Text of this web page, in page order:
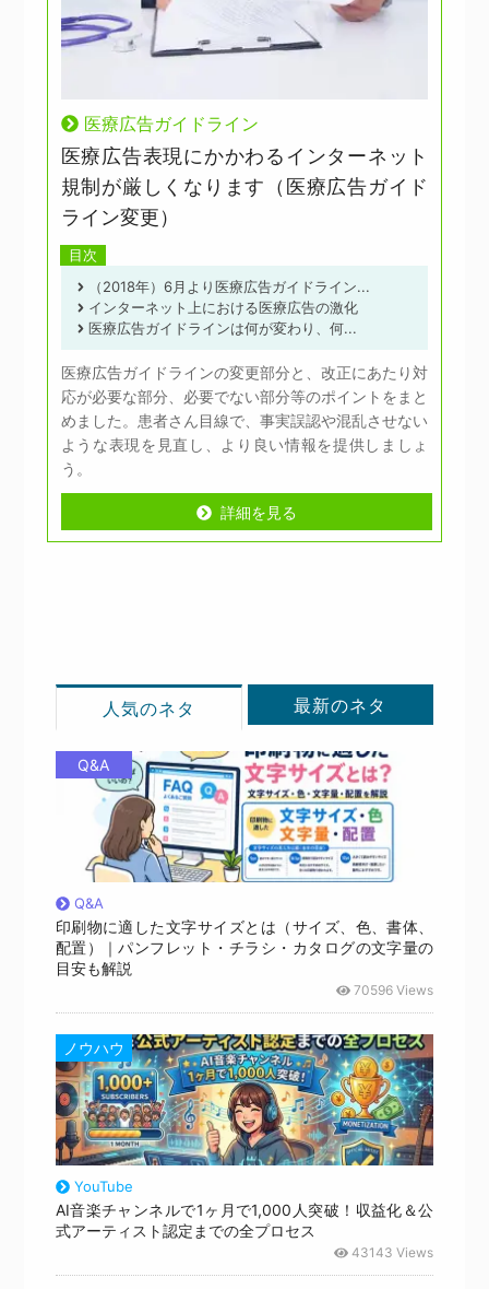
医療広告ガイドライン
医療広告表現にかかわるインターネット
規制が厳しくなります（医療広告ガイド
ライン変更）
目次
（2018年）6月より医療広告ガイドライン...
インターネット上における医療広告の激化
医療広告ガイドラインは何が変わり、何...
医療広告ガイドラインの変更部分と、改正にあたり対
応が必要な部分、必要でない部分等のポイントをまと
めました。患者さん目線で、事実誤認や混乱させない
ような表現を見直し、より良い情報を提供しましょ
う。
詳細を見る
人気のネタ 最新のネタ
Q&A
Q&A
印刷物に適した文字サイズとは（サイズ、色、書体、
配置）｜パンフレット・チラシ・カタログの文字量の
目安も解説
70596 Views
ノウハウ
YouTube
AI音楽チャンネルで1ヶ月で1,000人突破！収益化＆公
式アーティスト認定までの全プロセス
43143 Views